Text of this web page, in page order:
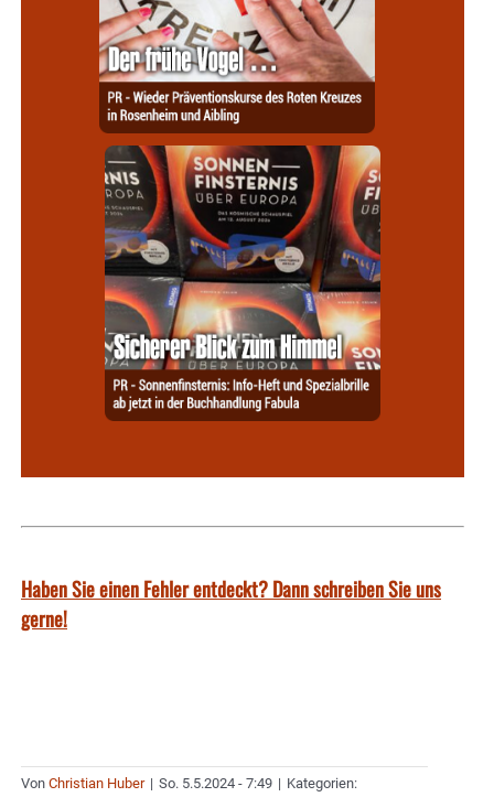
Haben Sie einen Fehler entdeckt? Dann schreiben Sie uns
gerne!
Von Christian Huber | So. 5.5.2024 - 7:49 | Kategorien: